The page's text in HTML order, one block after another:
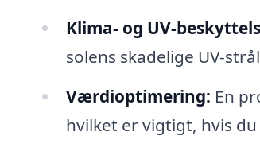
Klima- og UV-
solens skadelige UV-
Værdioptimering: En
hvilket er vigtigt, hvis